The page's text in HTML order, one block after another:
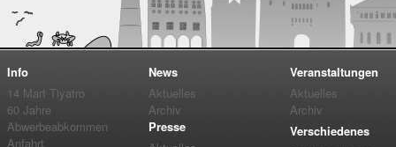
Info
14 Mart Tiyatro
60 Jahre
Abwerbeabkommen
Anfahrt
News
Aktuelles
Archiv
Presse
Veranstaltungen
Aktuelles
Archiv
Verschiedenes